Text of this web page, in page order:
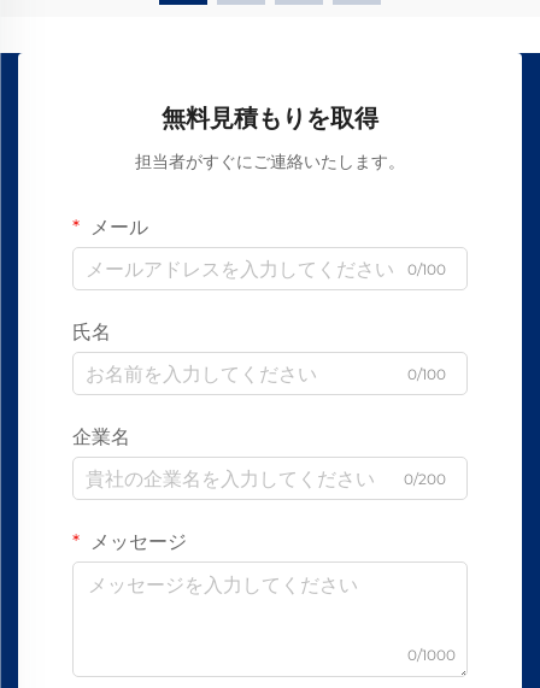
無料見積もりを取得
担当者がすぐにご連絡いたします。
メール
0/100
氏名
0/100
企業名
0/200
メッセージ
0/1000